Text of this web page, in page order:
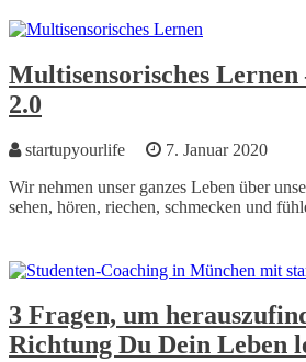
Multisensorisches
2.0
startupyourlife
7. Januar 2020
Wir nehmen unser ganzes Leben über
sehen, hören, riechen, schmecken und
3 Fragen, um
Richtung Du Dein Leben